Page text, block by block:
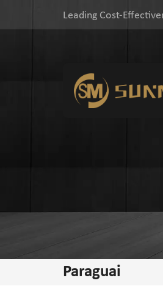
Leading Cost-
Paraguai